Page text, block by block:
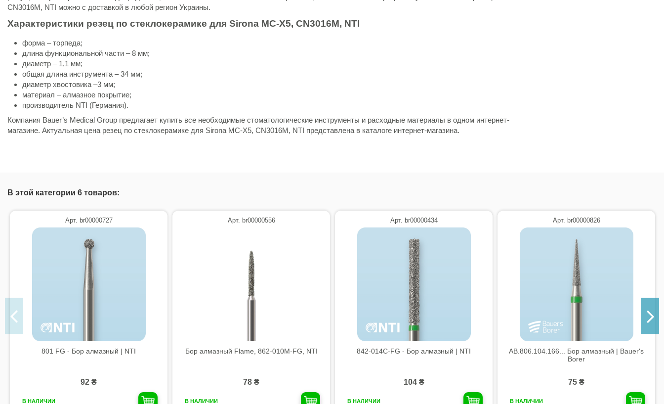
CN3016M, NTI можно с доставкой в любой регион Украины.
Характеристики резец по стеклокерамике для Sirona MC-X5, CN3016M, NTI
форма – торпеда;
длина функциональной части – 8 мм;
диаметр – 1,1 мм;
общая длина инструмента – 34 мм;
диаметр хвостовика –3 мм;
материал – алмазное покрытие;
производитель NTI (Германия).
Компания Bauer’s Medical Group предлагает купить все необходимые стоматологические инструменты и расходные материалы в одном интернет-
магазине. Актуальная цена резец по стеклокерамике для Sirona MC-X5, CN3016M, NTI представлена в каталоге интернет-магазина.
В этой категории 6 товаров:
Арт. br00000727
801 FG - Бор алмазный | NTI
92 ₴
В НАЛИЧИИ
Арт. br00000556
Бор алмазный Flame, 862-010M-FG, NTI
78 ₴
В НАЛИЧИИ
Арт. br00000434
842-014C-FG - Бор алмазный | NTI
104 ₴
В НАЛИЧИИ
Арт. br00000826
AB.806.104.166... Бор алмазный | Bauer's
Borer
75 ₴
В НАЛИЧИИ